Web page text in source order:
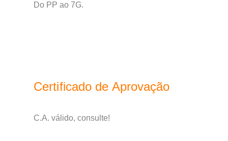
Do PP ao 7G.
Certificado de Aprovação
C.A. válido, consulte!